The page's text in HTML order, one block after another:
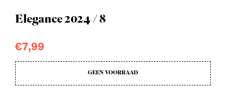
Elegance 2024 / 8
€7,99
GEEN VOORRAAD